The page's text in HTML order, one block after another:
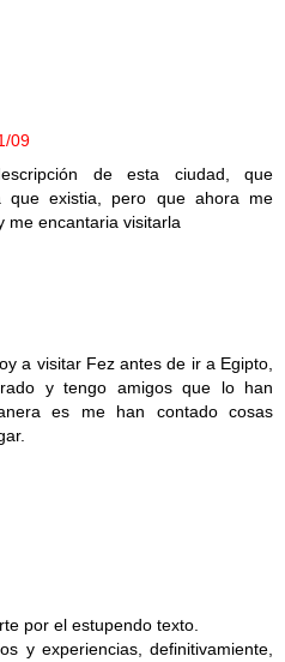
09
de esta ciudad, que
que existia, pero que ahora me
me encantaria visitarla
a visitar Fez antes de ir a Egipto,
y tengo amigos que lo han
es me han contado cosas
por el estupendo texto.
y experiencias, definitivamiente,